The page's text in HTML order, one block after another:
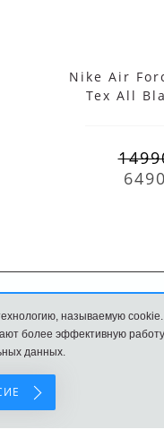
Nike Air
Tex All
и оплата
называемую
более эффективную
данных.